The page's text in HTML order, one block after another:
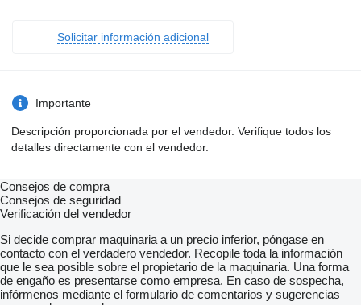
Solicitar información adicional
Importante
Descripción proporcionada por el vendedor. Verifique todos los
detalles directamente con el vendedor.
Consejos de compra
Consejos de seguridad
Verificación del vendedor
Si decide comprar maquinaria a un precio inferior, póngase en
contacto con el verdadero vendedor. Recopile toda la información
que le sea posible sobre el propietario de la maquinaria. Una forma
de engaño es presentarse como empresa. En caso de sospecha,
infórmenos mediante el formulario de comentarios y sugerencias